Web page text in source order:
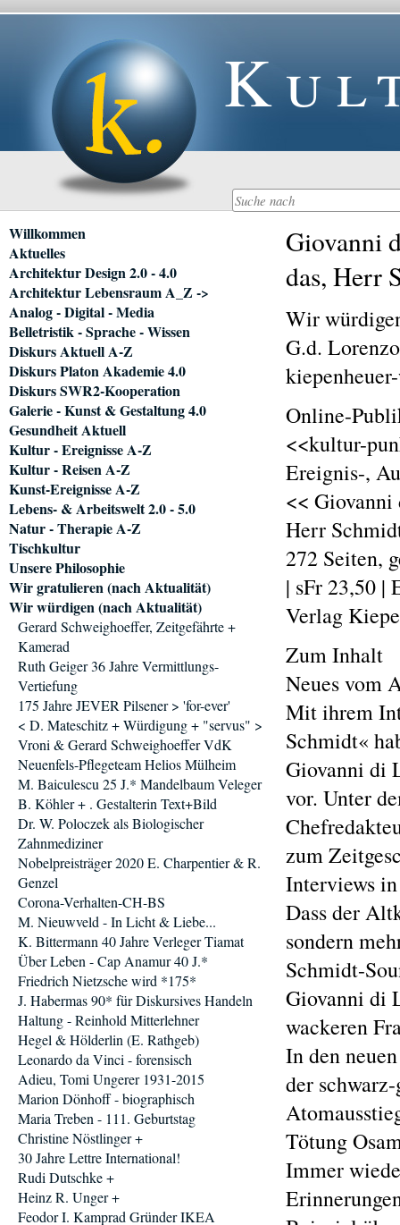
Giovanni
das, Herr
Wir
G.d.
Online-
<<kultur-
Ereignis-,
<<
Herr
272 Seiten,
| sFr 23,50 |
Verlag
Zum Inhalt
Neues vom
Mit ihrem
Schmidt«
Giovanni di
vor. Unter
zum
Interviews
Dass der
sondern
Schmidt-
Giovanni di
wackeren
In den
der
Tötung
Immer
Navigation
überspringen
Willkommen
Aktuelles
Architektur Design 2.0 - 4.0
Architektur Lebensraum A_Z ->
Analog - Digital - Media
Belletristik - Sprache - Wissen
Diskurs Aktuell A-Z
Diskurs Platon Akademie 4.0
Diskurs SWR2-Kooperation
Galerie - Kunst & Gestaltung 4.0
Gesundheit Aktuell
Kultur - Ereignisse A-Z
Kultur - Reisen A-Z
Kunst-Ereignisse A-Z
Lebens- & Arbeitswelt 2.0 - 5.0
Natur - Therapie A-Z
Tischkultur
Unsere Philosophie
Wir gratulieren (nach Aktualität)
Wir würdigen (nach Aktualität)
Gerard Schweighoeffer, Zeitgefährte +
Kamerad
Ruth Geiger 36 Jahre Vermittlungs-
Vertiefung
175 Jahre JEVER Pilsener > 'for-ever'
< D. Mateschitz + Würdigung + "servus" >
Vroni & Gerard Schweighoeffer VdK
Neuenfels-Pflegeteam Helios Mülheim
M. Baiculescu 25 J.* Mandelbaum Veleger
B. Köhler + . Gestalterin Text+Bild
Dr. W. Poloczek als Biologischer
Zahnmediziner
Nobelpreisträger 2020 E. Charpentier & R.
Genzel
Corona-Verhalten-CH-BS
M. Nieuwveld - In Licht & Liebe...
K. Bittermann 40 Jahre Verleger Tiamat
Über Leben - Cap Anamur 40 J.*
Friedrich Nietzsche wird *175*
J. Habermas 90* für Diskursives Handeln
Haltung - Reinhold Mitterlehner
Hegel & Hölderlin (E. Rathgeb)
Leonardo da Vinci - forensisch
Adieu, Tomi Ungerer 1931-2015
Marion Dönhoff - biographisch
Maria Treben - 111. Geburtstag
Christine Nöstlinger +
30 Jahre Lettre International!
Rudi Dutschke +
Heinz R. Unger +
Feodor I. Kamprad Gründer IKEA